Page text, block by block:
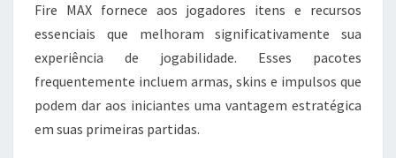
Fire MAX fornece aos jogadores itens e recursos
essenciais que melhoram significativamente sua
experiência de jogabilidade. Esses pacotes
frequentemente incluem armas, skins e impulsos que
podem dar aos iniciantes uma vantagem estratégica
em suas primeiras partidas.